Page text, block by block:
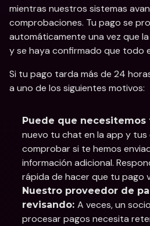
mientras nuestros sistemas
comprobaciones. Tu pago se
automáticamente una vez que
y se haya confirmado que todo
Si tu pago tarda más de 24
a uno de los siguientes motivos:
Puede que necesitemos
nuevo tu chat en la app y
comprobar si te hemos
información adicional.
rápida de hacer que tu pago
Nuestro proveedor de
revisando: A veces, un
procesar pagos necesita